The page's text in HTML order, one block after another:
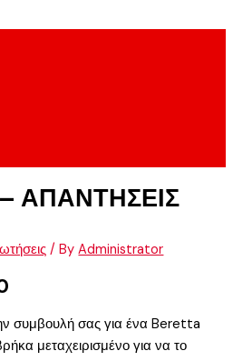
ΑΠΑΝΤΗΣΕΙΣ
/ ByAdministrator
συμβουλή σας για ένα Beretta
μεταχειρισμένο για να το